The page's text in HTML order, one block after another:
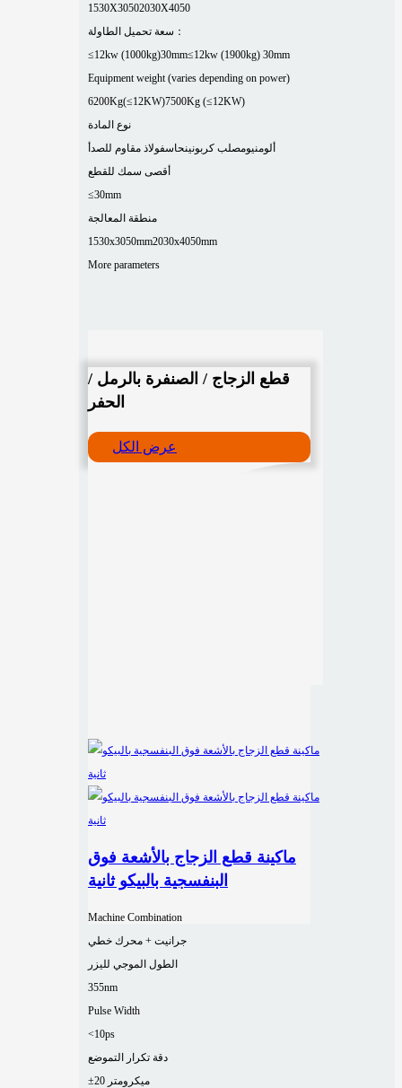
1530X30502030X4050
سعة تحميل الطاولة：
≤12kw (1000kg)30mm≤12kw (1900kg) 30mm
Equipment weight (varies depending on power)
6200Kg(≤12KW)7500Kg (≤12KW)
نوع المادة
ألومنيومصلب كربونينحاسفولاذ مقاوم للصدأ
أقصى سمك للقطع
≤30mm
منطقة المعالجة
1530x3050mm2030x4050mm
More parameters
قطع الزجاج / الصنفرة بالرمل /
الحفر
عرض الكل
ماكينة قطع الزجاج بالأشعة فوق
البنفسجية بالبيكو ثانية
Machine Combination
جرانيت + محرك خطي
الطول الموجي لليزر
355nm
Pulse Width
<10ps
دقة تكرار التموضع
±20 ميكرومتر